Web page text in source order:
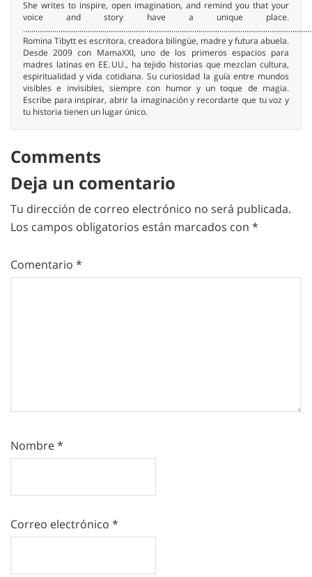
She writes to inspire, open imagination, and remind you that your
voice and story have a unique place.
Romina Tibytt es escritora, creadora bilingüe, madre y futura abuela.
Desde 2009 con MamaXXI, uno de los primeros espacios para
madres latinas en EE. UU., ha tejido historias que mezclan cultura,
espiritualidad y vida cotidiana. Su curiosidad la guía entre mundos
visibles e invisibles, siempre con humor y un toque de magia.
Escribe para inspirar, abrir la imaginación y recordarte que tu voz y
tu historia tienen un lugar único.
Comments
Deja un comentario
Tu dirección de correo electrónico no será publicada.
Los campos obligatorios están marcados con *
Comentario *
Nombre*
Correo electrónico *